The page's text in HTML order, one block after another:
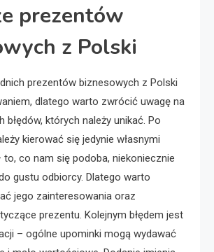
prezentów
z Polski
prezentów biznesowych z Polski
dlatego warto zwrócić uwagę na
błędów, których należy unikać. Po
kierować się jedynie własnymi
co nam się podoba, niekoniecznie
gustu odbiorcy. Dlatego warto
jego zainteresowania oraz
prezentu. Kolejnym błędem jest
– ogólne upominki mogą wydawać